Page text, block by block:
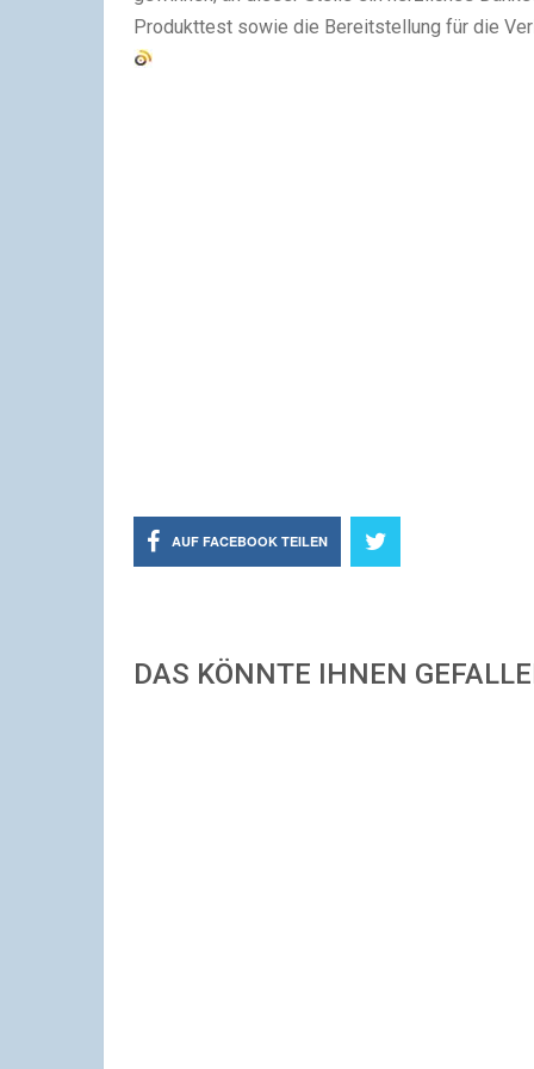
Produkttest sowie die Bereitstellung für die
AUF FACEBOOK TEILEN
DAS KÖNNTE IHNEN